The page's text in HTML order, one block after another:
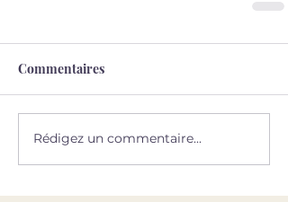
Commentaires
Rédigez un commentaire...